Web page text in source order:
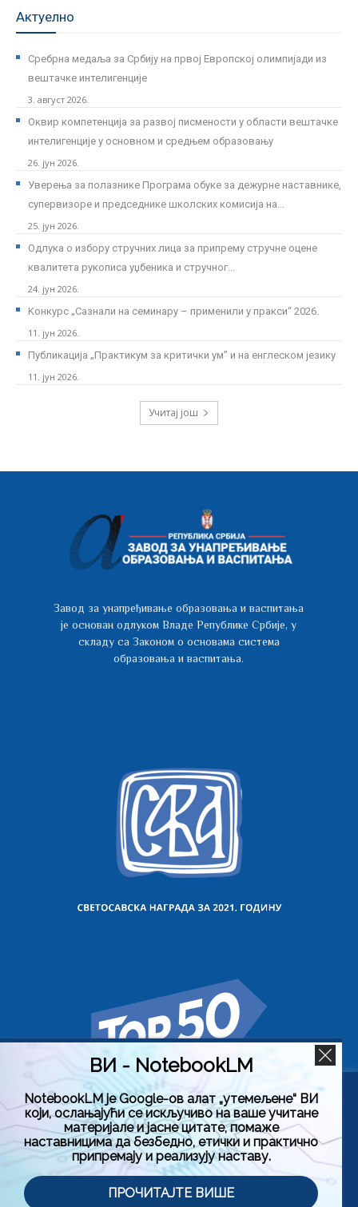
Актуелно
Сребрна медаља за Србију на првој Европској олимпијади из
вештачке интелигенције
3. август 2026.
Оквир компетенција за развој писмености у области вештачке
интелигенције у основном и средњем образовању
26. јун 2026.
Уверења за полазнике Програмa обуке за дежурне наставнике,
супервизоре и председнике школских комисија на...
25. јун 2026.
Одлука о избору стручних лица за припрему стручне оцене
квалитета рукописа уџбеника и стручног...
24. јун 2026.
Kонкурс „Сазнали на семинару – применили у пракси“ 2026.
11. јун 2026.
Публикација „Практикум за критички ум” и на енглеском језику
11. јун 2026.
Учитај још
Завод за унапређивање образовања и васпитања
је основан одлуком Владе Републике Србије, у
складу са Законом о основама система
образовања и васпитања.
Политика приватности Услови коришћења (Лиценца)
Користимо колачиће на овој веб страници да бисмо вам
побољшали искуство коришћења нашег сајта тако што
ћемо запамтити ваше жељене поставке. Кликом на
„Прихвати све“, пристајете на употребу СВИХ колачића.
Међутим, можете да посетите „Подешавање колачића“
да бисте дали контролисану сагласност.
ВИ - NotebookLM
NotebookLM је Google-ов алат „утемељене“ ВИ
који, ослањајући се искључиво на ваше учитане
материјале и јасне цитате, помаже
наставницима да безбедно, етички и практично
припремају и реализују наставу.
ПРОЧИТАЈТЕ ВИШЕ